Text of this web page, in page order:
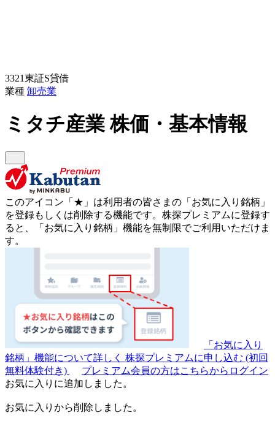
3321東証S貸借
業種 卸売業
ミタチ産業株価・基本情報
このアイコン 「★」 は利用者の皆さまの 「お気に入り銘柄」
を登録もしくは削除する機能です。 株探プレミアムに登録す
ると、「お気に入り銘柄」機能を無制限でご利用いただけま
す。
「お気に入り
銘柄」機能について詳しく 株探プレミアムに申し込む (初回
無料体験付き)
プレミアム会員の方はこちらからログイン
お気に入りに追加しました。
お気に入りから削除しました。